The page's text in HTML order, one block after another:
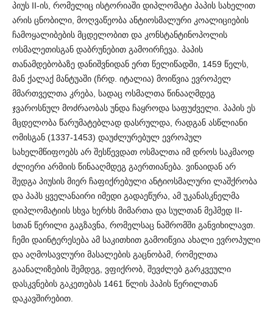
პიუს II-ის, რომელიც ისტორიაში დიპლომატი პაპის სახელით
არის ცნობილი, მოღვაწეობა ანტიოსმალური კოალიციების
ჩამოყალიბების მცდელობით და კონსტანტინოპოლის
ოსმალეთისგან დაბრუნებით გამოირჩევა. პაპის
თანამდებობაზე დანიშვნიდან ერთ წელიწადში, 1459 წელს,
მან ქალაქ მანტუაში (ჩრდ. იტალია) მოიწვია ევროპელ
მმართველთა კრება, სადაც ოსმალთა წინააღმდეგ
ჯვაროსნულ მოძრაობას უნდა ჩაყროდა საფუძველი. პაპის ეს
მცდელობა წარუმატებლად დასრულდა, რადგან ასწლიანი
ომისგან (1337-1453) დაუძლურებულ ევროპულ
სახელმწიფოებს არ შესწევდათ ოსმალთა იმ დროს საკმაოდ
ძლიერი არმიის წინააღმდეგ გაერთიანება. ვინაიდან არ
შედგა პიუსის მიერ ჩაფიქრებული ანტიოსმალური ლაშქრობა
და პაპს ყველანაირი იმედი გადაეწურა, ამ უკანასკნელმა
დიპლომატიის სხვა ხერხს მიმართა და სულთან მეჰმედ II-
სთან წერილი გაგზავნა, რომელსაც ნაშრომში განვიხილავთ.
ჩემი დაინტერესება ამ საკითხით გამოიწვია ახალი ევროპული
და აღმოსავლური მასალების გაცნობამ, რომელთა
გაანალიზების შემდეგ, ვფიქრობ, შევძლებ გარკვეული
დასკვნების გაკეთებას 1461 წლის პაპის წერილთან
დაკავშირებით.